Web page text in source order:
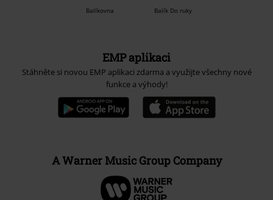
Balíkovna Balík Do ruky
EMP aplikaci
Stáhněte si novou EMP aplikaci zdarma a využijte všechny nové
funkce a výhody!
A Warner Music Group Company